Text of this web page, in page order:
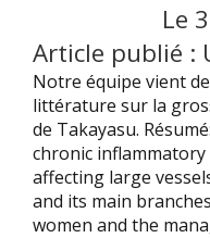
Le
Notre équipe vient
littérature sur la
de Takayasu.
chronic
affecting large
and its main
women and the